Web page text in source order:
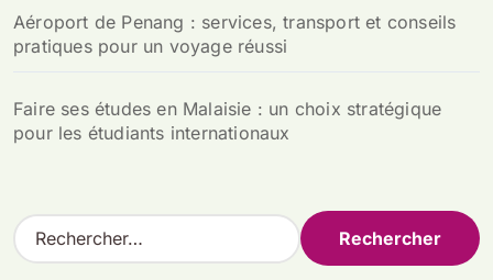
Aéroport de Penang : services, transport et conseils
pratiques pour un voyage réussi
Faire ses études en Malaisie : un choix stratégique
pour les étudiants internationaux
R
e